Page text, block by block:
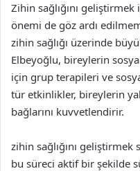
Zihin sağlığını
önemi de göz ardı
zihin sağlığı üzerinde
Elbeyoğlu, bireylerin
için grup terapileri ve
tür etkinlikler, bireylerin
bağlarını kuvvetlendirir.
zihin sağlığını
bu süreci aktif bir şekilde